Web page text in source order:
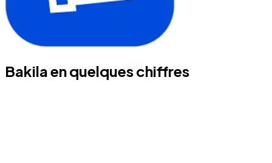
Bakila en quelques chiffres